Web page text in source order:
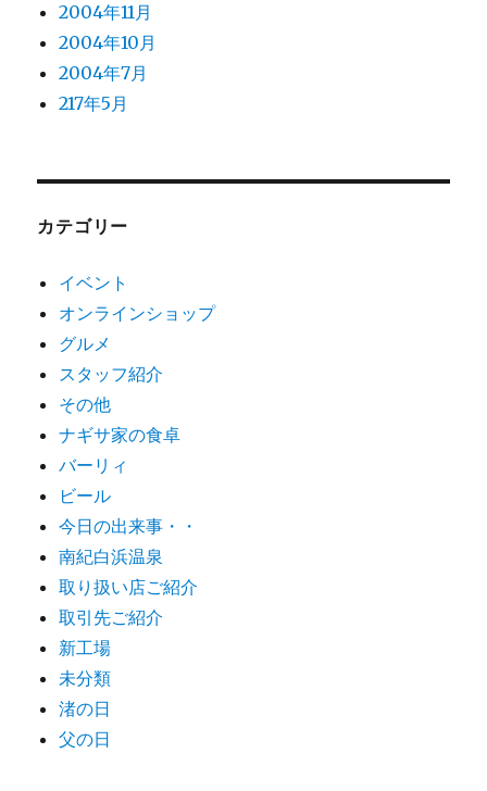
2004年11月
2004年10月
2004年7月
217年5月
カテゴリー
イベント
オンラインショップ
グルメ
スタッフ紹介
その他
ナギサ家の食卓
バーリィ
ビール
今日の出来事・・
南紀白浜温泉
取り扱い店ご紹介
取引先ご紹介
新工場
未分類
渚の日
父の日